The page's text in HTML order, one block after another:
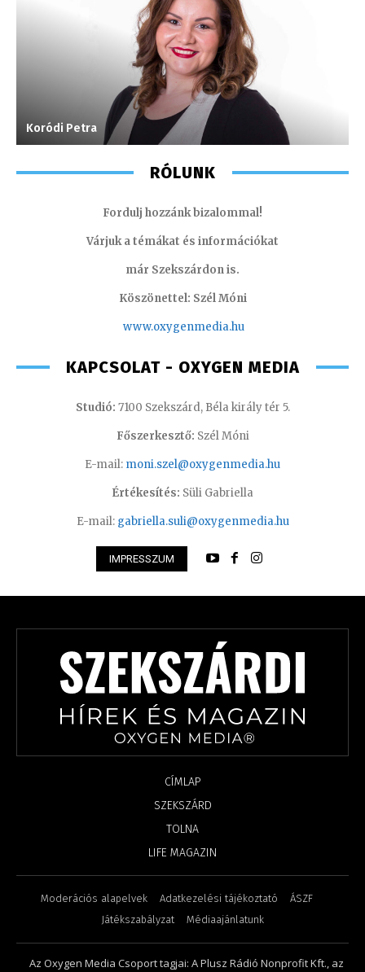
Koródi Petra
RÓLUNK
Fordulj hozzánk bizalommal!
Várjuk a témákat és információkat
már Szekszárdon is.
Köszönettel: Szél Móni
www.oxygenmedia.hu
KAPCSOLAT - OXYGEN MEDIA
Studió: 7100 Szekszárd, Béla király tér 5.
Főszerkesztő: Szél Móni
E-mail: moni.szel@oxygenmedia.hu
Értékesítés: Süli Gabriella
E-mail: gabriella.suli@oxygenmedia.hu
IMPRESSZUM
CÍMLAP
SZEKSZÁRD
TOLNA
LIFE MAGAZIN
Moderációs alapelvek Adatkezelési tájékoztató
ÁSZF
Játékszabályzat
Médiaajánlatunk
Az Oxygen Media Csoport tagjai: A Plusz Rádió Nonprofit Kft., az